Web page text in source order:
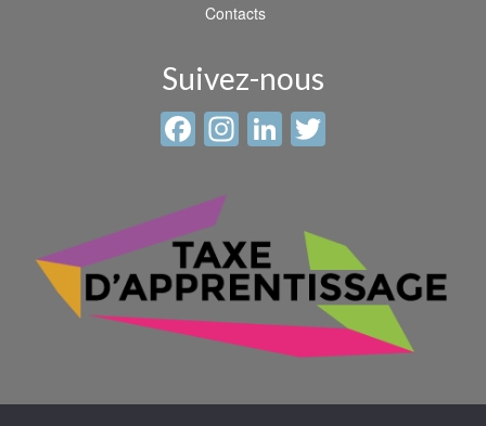
Contacts
Suivez-nous
Facebook
Instagram
LinkedIn